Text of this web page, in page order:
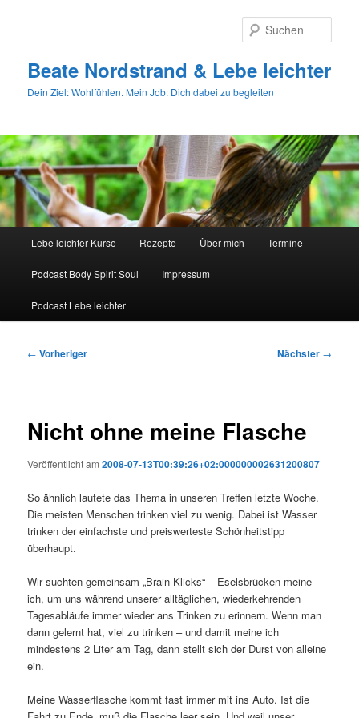
Beate Nordstrand & Lebe leichter
Dein Ziel: Wohlfühlen. Mein Job: Dich dabei zu begleiten
Lebe leichter Kurse Rezepte Über mich Termine
Podcast Body Spirit Soul Impressum
Podcast Lebe leichter
Beitragsnavigation
← Vorheriger Nächster →
Nicht ohne meine Flasche
Veröffentlicht am2008-07-13T00:39:26+02:000000002631200807
So ähnlich lautete das Thema in unseren Treffen letzte Woche.
Die meisten Menschen trinken viel zu wenig. Dabei ist Wasser
trinken der einfachste und preiswerteste Schönheitstipp
überhaupt.
Wir suchten gemeinsam „Brain-Klicks“ – Eselsbrücken meine
ich, um uns während unserer alltäglichen, wiederkehrenden
Tagesabläufe immer wieder ans Trinken zu erinnern. Wenn man
dann gelernt hat, viel zu trinken – und damit meine ich
mindestens 2 Liter am Tag, dann stellt sich der Durst von alleine
ein.
Meine Wasserflasche kommt fast immer mit ins Auto. Ist die